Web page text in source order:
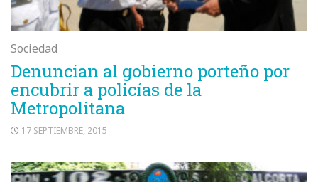
Sociedad
Denuncian al gobierno porteño por
encubrir a policías de la
Metropolitana
17 SEPTIEMBRE, 2015